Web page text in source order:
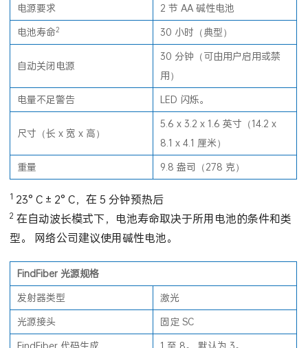
电源要求
2 节 AA 碱性电池
电池寿命2 30 小时（典型）
自动关闭电源
30 分钟（可由用户启用或禁
用）
电量不足警告
LED 闪烁。
尺寸（长 x 宽 x 高）
5.6 x 3.2 x 1.6 英寸（14.2 x
8.1 x 4.1 厘米）
重量
9.8 盎司（278 克）
1 23° C ± 2° C，在 5 分钟预热后
2 在自动波长模式下，电池寿命取决于所用电池的条件和类
型。 网络公司建议使用碱性电池。
FindFiber 光源规格
发射器类型
激光
光源接头
固定 SC